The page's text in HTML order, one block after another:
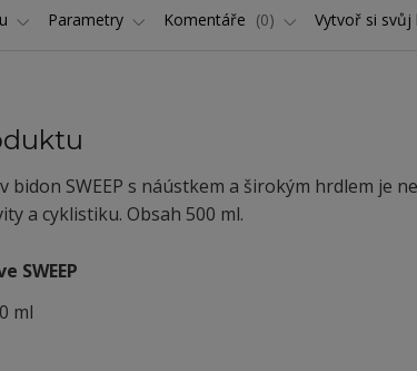
Parametry Komentáře 0 Vytvoř si svůj
bidon SWEEP s náústkem a širokým hrdlem je
a cyklistiku. Obsah 500 ml.
SWEEP
ml